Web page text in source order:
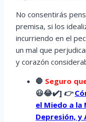
No consentirás
premisa, si los
incurriendo en el
un mal que
y corazón
🛑 Seguro
😃😂✔️] 👉
el Miedo a la
Depresión, y